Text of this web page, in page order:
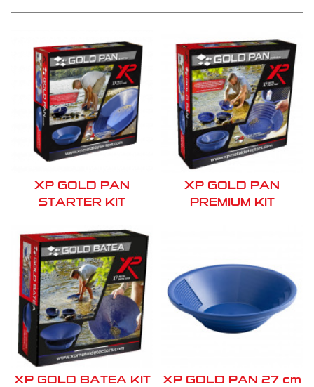
XP GOLD PAN
STARTER KIT
XP GOLD PAN
PREMIUM KIT
XP GOLD BATEA KIT
XP GOLD PAN 27 cm